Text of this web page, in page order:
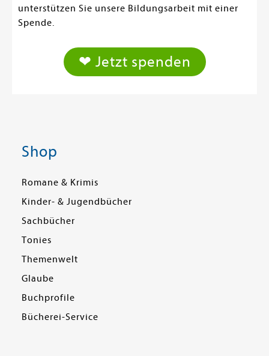
unterstützen Sie unsere Bildungsarbeit mit einer
Spende.
❤ Jetzt spenden
Shop
Romane & Krimis
Kinder- & Jugendbücher
Sachbücher
Tonies
Themenwelt
Glaube
Buchprofile
Bücherei-Service